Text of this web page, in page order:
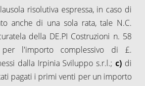
risolutiva espressa, in caso di
anche di una sola rata, tale N.C.
della DE.PI Costruzioni n. 58
l'importo complessivo di £.
dalla Irpinia Sviluppo s.r.l.;c) di
pagati i primi venti per un importo